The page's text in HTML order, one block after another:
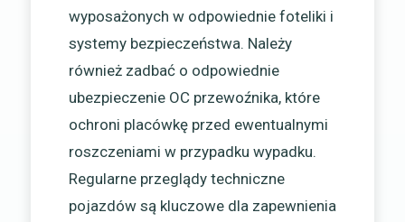
wyposażonych w odpowiednie foteliki i
systemy bezpieczeństwa. Należy
również zadbać o odpowiednie
ubezpieczenie OC przewoźnika, które
ochroni placówkę przed ewentualnymi
roszczeniami w przypadku wypadku.
Regularne przeglądy techniczne
pojazdów są kluczowe dla zapewnienia